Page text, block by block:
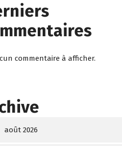
commentaire à afficher.
août 2026